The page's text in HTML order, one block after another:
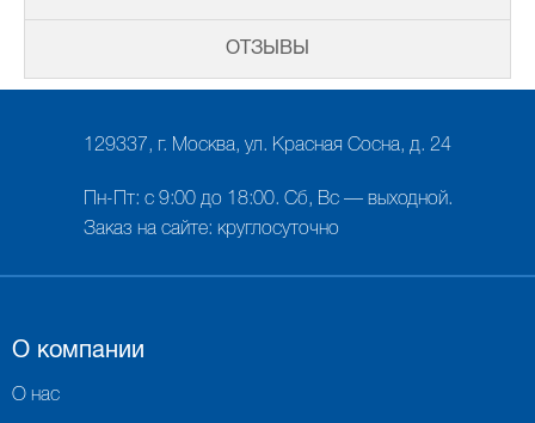
ОТЗЫВЫ
129337, г. Москва, ул. Красная Сосна, д. 24
Пн-Пт: с 9:00 до 18:00. Сб, Вс — выходной.
Заказ на сайте: круглосуточно
О компании
О нас